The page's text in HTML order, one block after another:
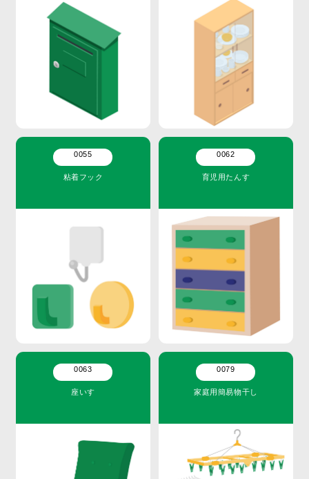
0055
粘着フック
0062
育児用たんす
0063
座いす
0079
家庭用簡易物干し